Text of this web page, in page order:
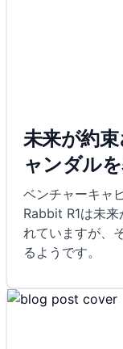
未来が約
ャンダルを
ベンチャーキャ
Rabbit R1は未
れていますが、
るようです。